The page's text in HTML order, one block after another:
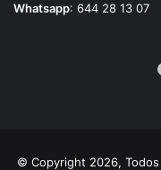
Whatsapp: 644 28 13 07
© Copyright 2026,